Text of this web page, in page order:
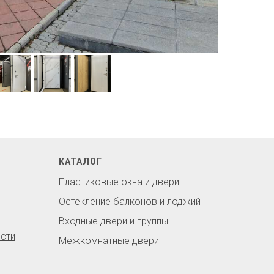
КАТАЛОГ
Пластиковые окна и двери
Остекление балконов и лоджий
Входные двери и группы
Межкомнатные двери